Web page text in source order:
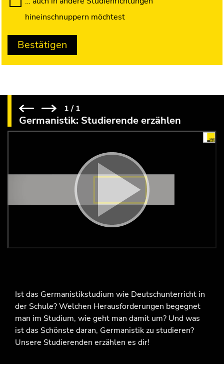
1/1
Germanistik: Studierende erzählen
Ist das Germanistikstudium wie Deutschunterricht in
der Schule? Welchen Herausforderungen begegnet
man im Studium, wie geht man damit um? Und was
ist das Schönste daran, Germanistik zu studieren?
Unsere Studierenden erzählen es dir!